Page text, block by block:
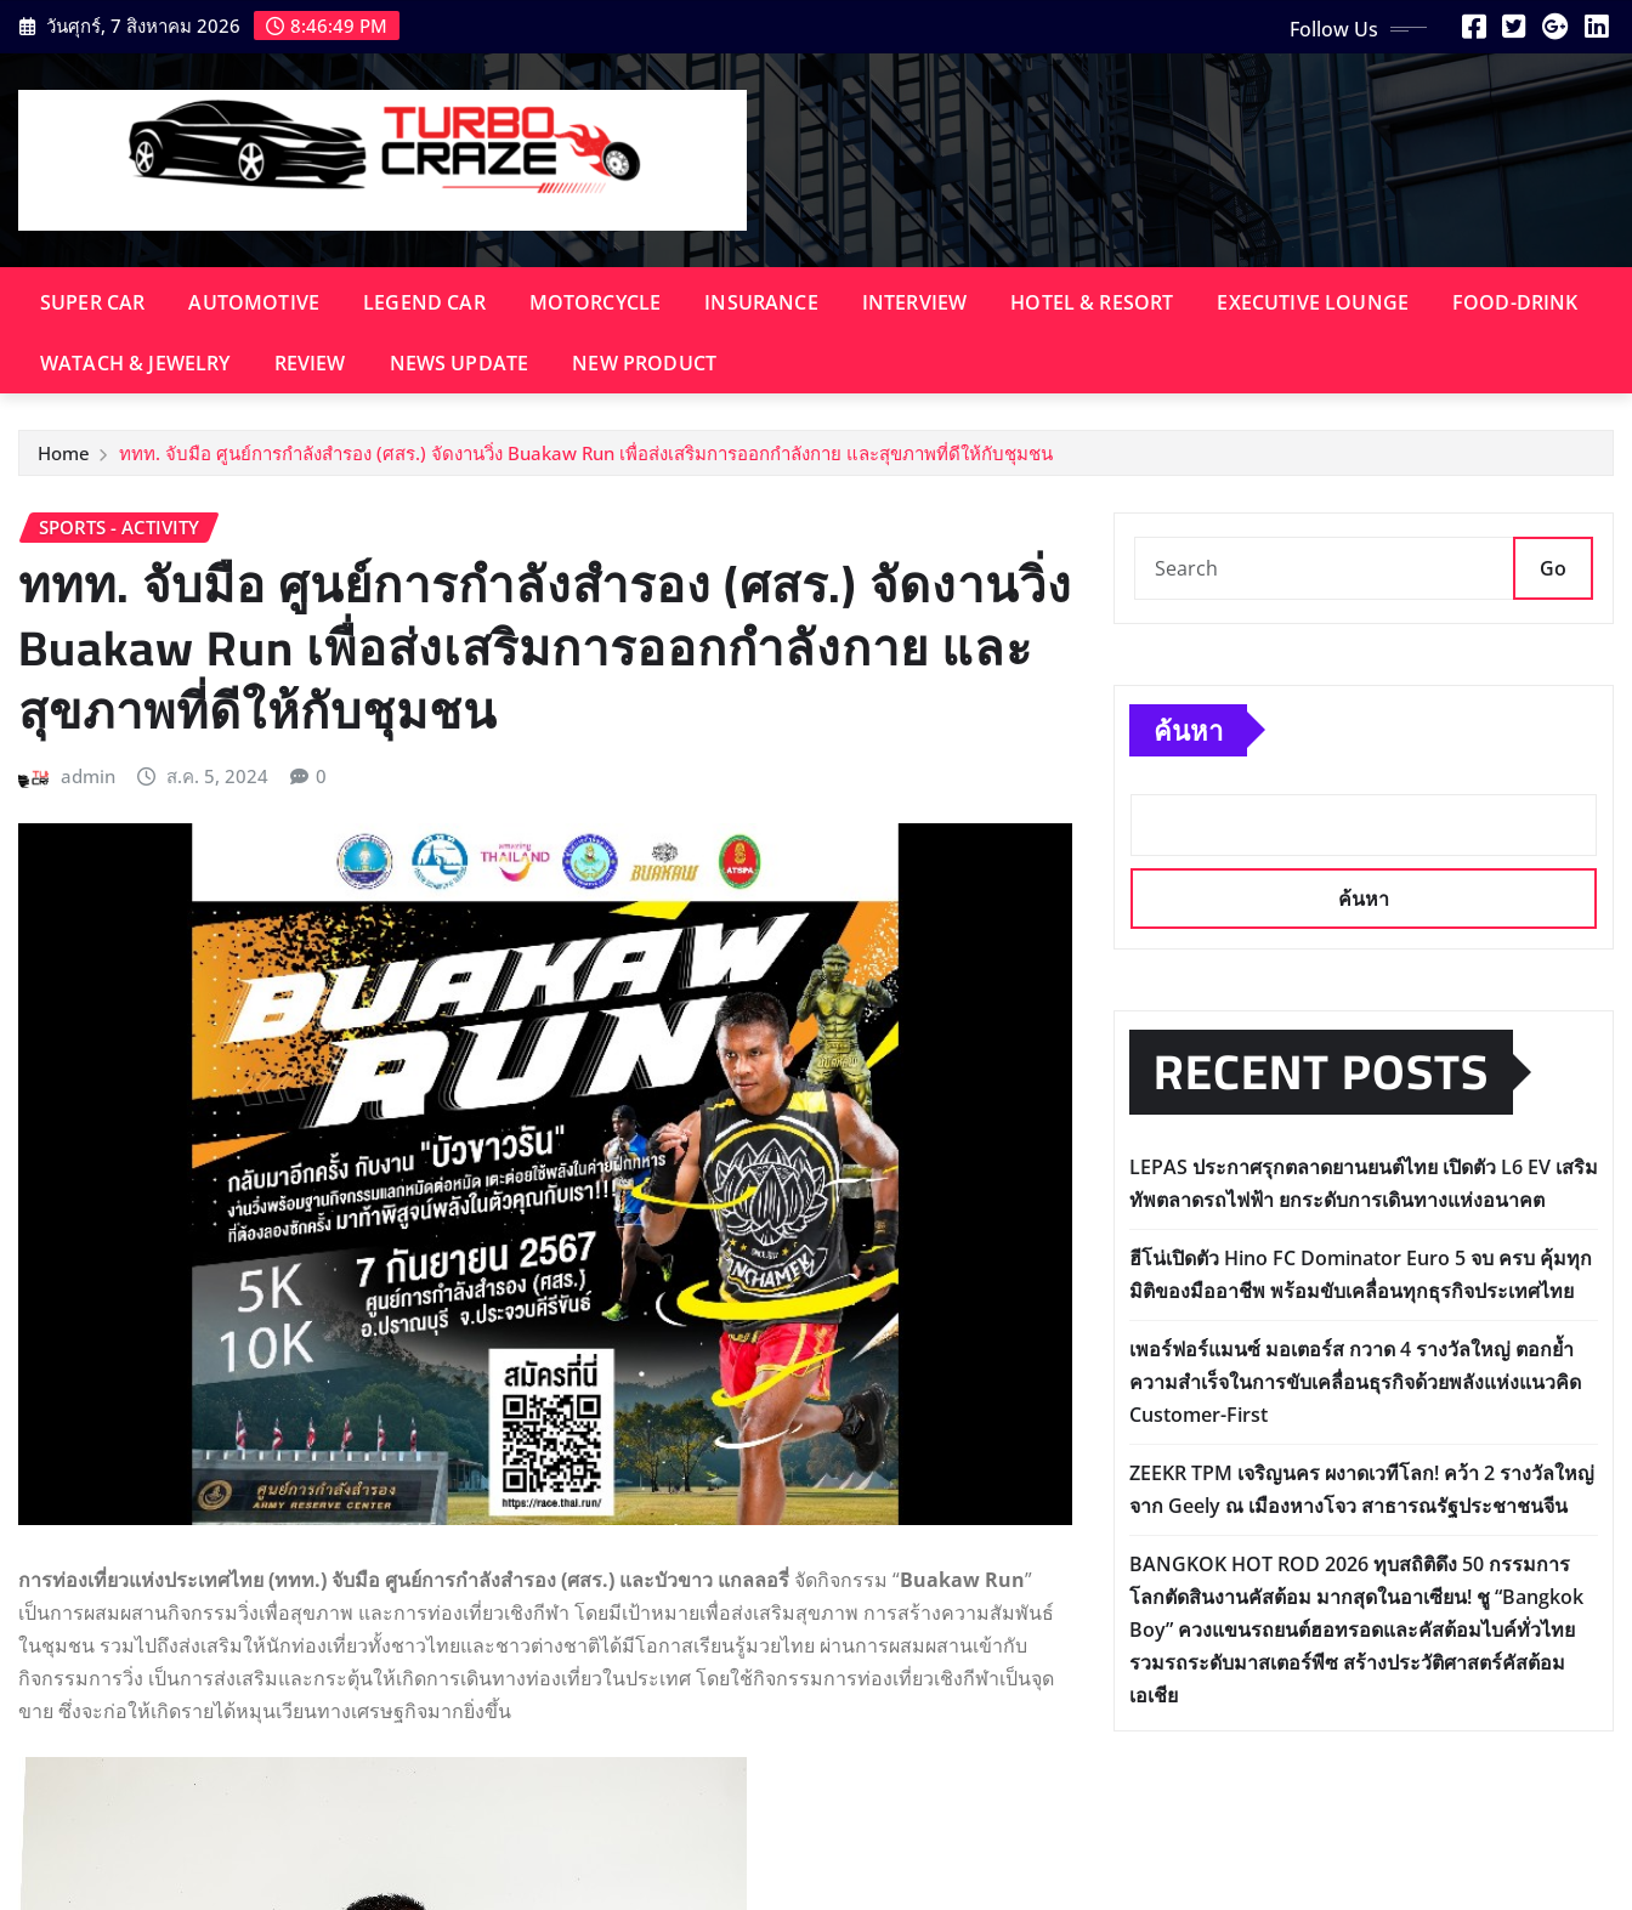
Skip
to
วันศุกร์, 7 สิงหาคม 2026 8:46:50 PM Follow Us
SUPER CAR AUTOMOTIVE LEGEND CAR MOTORCYCLE INSURANCE INTERVIEW HOTEL & RESORT EXECUTIVE LOUNGE FOOD-DRINK
WATACH & JEWELRY REVIEW NEWS UPDATE​ NEW PRODUCT
Home ททท. จับมือ ศูนย์การกำลังสำรอง (ศสร.) จัดงานวิ่ง Buakaw Run เพื่อส่งเสริมการออกกำลังกาย และสุขภาพที่ดีให้กับชุมชน
SPORTS - ACTIVITY
ททท. จับมือ ศูนย์การกำลังสำรอง (ศสร.) จัดงานวิ่ง
Buakaw Run เพื่อส่งเสริมการออกกำลังกาย และ
สุขภาพที่ดีให้กับชุมชน
admin ส.ค. 5, 2024 0
การท่องเที่ยวแห่งประเทศไทย (ททท.) จับมือ ศูนย์การกำลังสำรอง (ศสร.) และบัวขาว แกลลอรี่ จัดกิจกรรม “Buakaw Run”
เป็นการผสมผสานกิจกรรมวิ่งเพื่อสุขภาพ และการท่องเที่ยวเชิงกีฬา โดยมีเป้าหมายเพื่อส่งเสริมสุขภาพ การสร้างความสัมพันธ์
ในชุมชน รวมไปถึงส่งเสริมให้นักท่องเที่ยวทั้งชาวไทยและชาวต่างชาติได้มีโอกาสเรียนรู้มวยไทย ผ่านการผสมผสานเข้ากับ
กิจกรรมการวิ่ง เป็นการส่งเสริมและกระตุ้นให้เกิดการเดินทางท่องเที่ยวในประเทศ โดยใช้กิจกรรมการท่องเที่ยวเชิงกีฬาเป็นจุด
ขาย ซึ่งจะก่อให้เกิดรายได้หมุนเวียนทางเศรษฐกิจมากยิ่งขึ้น
Go
ค้นหา
ค้นหา
RECENT POSTS
LEPAS ประกาศรุกตลาดยานยนต์ไทย เปิดตัว L6 EV เสริม
ทัพตลาดรถไฟฟ้า ยกระดับการเดินทางแห่งอนาคต
ฮีโน่เปิดตัว Hino FC Dominator Euro 5 จบ ครบ คุ้มทุก
มิติของมืออาชีพ พร้อมขับเคลื่อนทุกธุรกิจประเทศไทย
เพอร์ฟอร์แมนซ์ มอเตอร์ส กวาด 4 รางวัลใหญ่ ตอกย้ำ
ความสำเร็จในการขับเคลื่อนธุรกิจด้วยพลังแห่งแนวคิด
Customer-First
ZEEKR TPM เจริญนคร ผงาดเวทีโลก! คว้า 2 รางวัลใหญ่
จาก Geely ณ เมืองหางโจว สาธารณรัฐประชาชนจีน
BANGKOK HOT ROD 2026 ทุบสถิติดึง 50 กรรมการ
โลกตัดสินงานคัสต้อม มากสุดในอาเซียน! ชู “Bangkok
Boy” ควงแขนรถยนต์ฮอทรอดและคัสต้อมไบค์ทั่วไทย
รวมรถระดับมาสเตอร์พีซ สร้างประวัติศาสตร์คัสต้อม
เอเชีย